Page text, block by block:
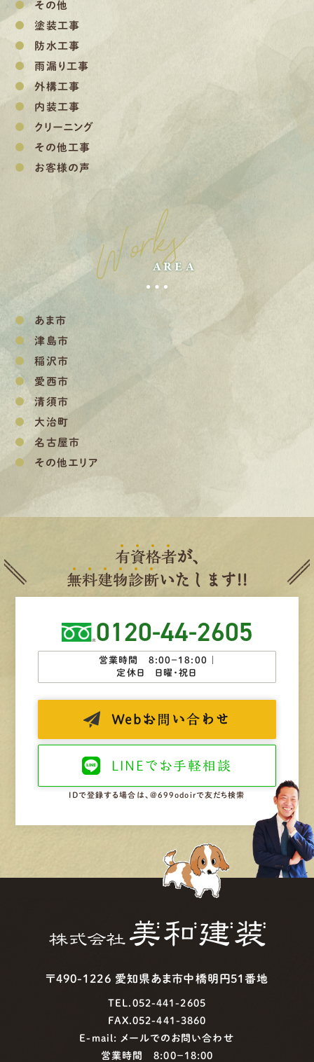
その他
塗装工事
防水工事
雨漏り工事
外構工事
内装工事
クリーニング
その他工事
お客様の声
Works
AREA
あま市
津島市
稲沢市
愛西市
清須市
大治町
名古屋市
その他エリア
有資格者が、
無料建物診断いたします!!
0120-44-2605
営業時間 8:00−18:00 ｜
定休日 日曜・祝日
Web お問い合わせ
LINEで お手軽相談
IDで登録する場合は、@699odoirで友だち検索
〒490-1226 愛知県あま市中橋明円51番地
TEL.052-441-2605
FAX.052-441-3860
E-mail: メールでのお問い合わせ
営業時間 8:00−18:00